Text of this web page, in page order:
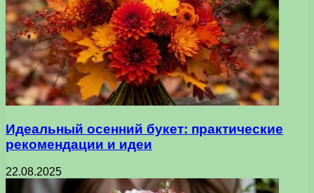
Идеальный осенний букет: практические
рекомендации и идеи
22.08.2025